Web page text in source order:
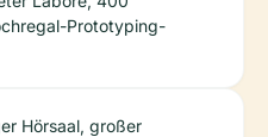
Prototyping-
Hörsaal, großer